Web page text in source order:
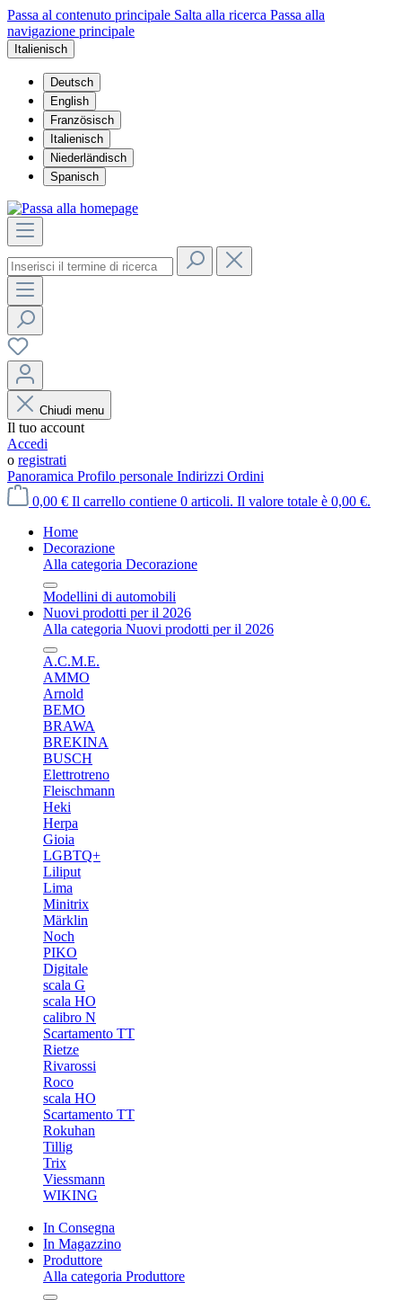
Passa al contenuto principale Salta alla ricerca Passa alla
navigazione principale
Italienisch
Deutsch
English
Französisch
Italienisch
Niederländisch
Spanisch
Chiudi menu
Il tuo account
Accedi
o registrati
Panoramica Profilo personale Indirizzi Ordini
0,00 € Il carrello contiene 0 articoli. Il valore totale è 0,00 €.
Home
Decorazione
Alla categoria Decorazione
Modellini di automobili
Nuovi prodotti per il 2026
Alla categoria Nuovi prodotti per il 2026
A.C.M.E.
AMMO
Arnold
BEMO
BRAWA
BREKINA
BUSCH
Elettrotreno
Fleischmann
Heki
Herpa
Gioia
LGBTQ+
Liliput
Lima
Minitrix
Märklin
Noch
PIKO
Digitale
scala G
scala HO
calibro N
Scartamento TT
Rietze
Rivarossi
Roco
scala HO
Scartamento TT
Rokuhan
Tillig
Trix
Viessmann
WIKING
In Consegna
In Magazzino
Produttore
Alla categoria Produttore